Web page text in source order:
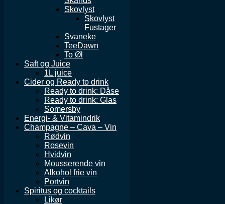
Skovlyst
Skovlyst
Fustager
Svaneke
TeeDawn
To Øl
Saft og Juice
1L juice
Cider og Ready to drink
Ready to drink: Dåse
Ready to drink: Glas
Somersby
Energi- & Vitamindrik
Champagne – Cava – Vin
Rødvin
Rosevin
Hvidvin
Mousserende vin
Alkohol frie vin
Portvin
Spiritus og cocktails
Likør